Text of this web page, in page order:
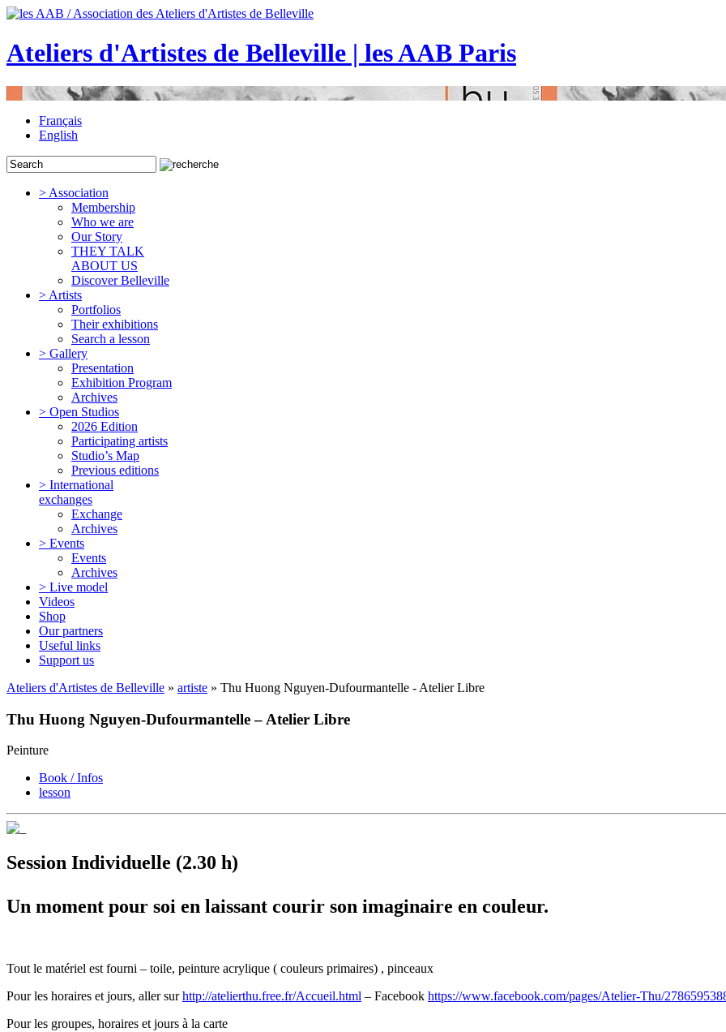
Ateliers d'Artistes de Belleville | les AAB Paris
Français
English
> Association
Membership
Who we are
Our Story
THEY TALK
ABOUT US
Discover Belleville
> Artists
Portfolios
Their exhibitions
Search a lesson
> Gallery
Presentation
Exhibition Program
Archives
> Open Studios
2026 Edition
Participating artists
Studio’s Map
Previous editions
> International
exchanges
Exchange
Archives
> Events
Events
Archives
> Live model
Videos
Shop
Our partners
Useful links
Support us
Ateliers d'Artistes de Belleville » artiste » Thu Huong Nguyen-Dufourmantelle - Atelier Libre
Thu Huong Nguyen-Dufourmantelle – Atelier Libre
Peinture
Book / Infos
lesson
Session Individuelle (2.30 h)
Un moment pour soi en laissant courir son imaginaire en couleur.
Tout le matériel est fourni – toile, peinture acrylique ( couleurs primaires) , pinceaux
Pour les horaires et jours, aller surhttp://atelierthu.free.fr/Accueil.html – Facebook https://www.facebook.com/pages/Atelier-Thu/
Pour les groupes, horaires et jours à la carte